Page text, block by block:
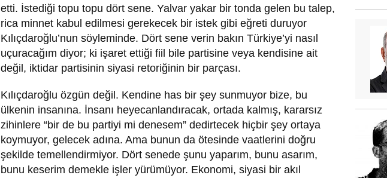
etti. İstediği topu topu dört sene. Yalvar yakar bir tonda gelen bu talep,
rica minnet kabul edilmesi gerekecek bir istek gibi eğreti duruyor
Kılıçdaroğlu’nun söyleminde. Dört sene verin bakın Türkiye’yi nasıl
uçuracağım diyor; ki işaret ettiği fiil bile partisine veya kendisine ait
değil, iktidar partisinin siyasi retoriğinin bir parçası.
Kılıçdaroğlu özgün değil. Kendine has bir şey sunmuyor bize, bu
ülkenin insanına. İnsanı heyecanlandıracak, ortada kalmış, kararsız
zihinlere “bir de bu partiyi mi denesem” dedirtecek hiçbir şey ortaya
koymuyor, gelecek adına. Ama bunun da ötesinde vaatlerini doğru
şekilde temellendirmiyor. Dört senede şunu yaparım, bunu asarım,
bunu keserim demekle işler yürümüyor. Ekonomi, siyasi bir akıl